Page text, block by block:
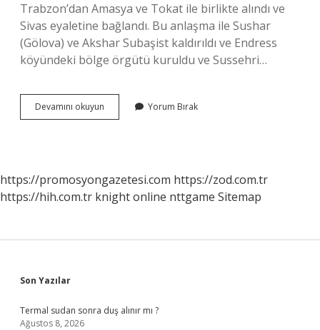
Trabzon’dan Amasya ve Tokat ile birlikte alındı ​​ve
Sivas eyaletine bağlandı. Bu anlaşma ile Sushar
(Gölova) ve Akshar Subaşist kaldırıldı ve Endress
köyündeki bölge örgütü kuruldu ve Sussehri…
Devamını okuyun
Gölova
Yorum Bırak
https://promosyongazetesi.com https://zod.com.tr
https://hih.com.tr knight online nttgame Sitemap
Sidebar
Son Yazılar
Termal sudan sonra duş alınır mı ?
Ağustos 8, 2026